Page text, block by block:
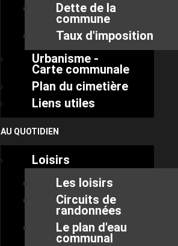
Dette de la
commune
Taux d'imposition
Urbanisme -
Carte communale
Plan du cimetière
Liens utiles
AU QUOTIDIEN
Loisirs
Les loisirs
Circuits de
randonnées
Le plan d'eau
communal